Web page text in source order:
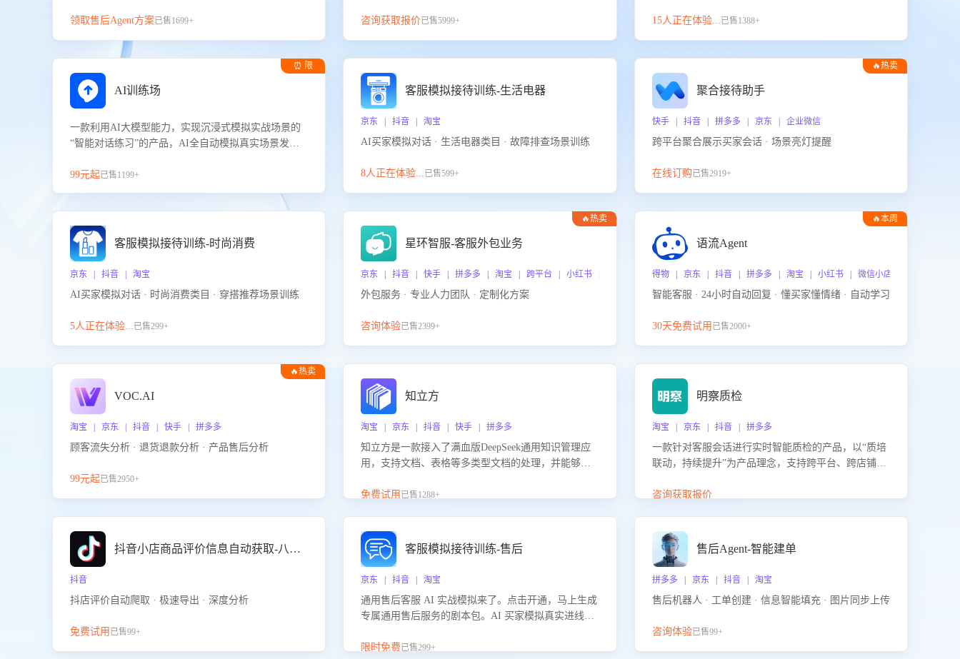
领取售后Agent方案已售1699+ 咨询获取报价已售5999+ 15人正在体验...已售1388+
⏰ 限
AI训练场
一款利用AI大模型能力，实现沉浸式模拟实战场景的
“智能对话练习”的产品，AI全自动模拟真实场景发生
提升客服团队的销服能力。
99元起已售1199+
客服模拟接待训练-生活电器
京东 | 抖音 | 淘宝
AI买家模拟对话 · 生活电器类目 · 故障排查场景训练
8人正在体验...已售599+
🔥热卖
聚合接待助手
快手 | 抖音 | 拼多多 | 京东 | 企业微信
跨平台聚合展示买家会话 · 场景亮灯提醒
在线订购已售2919+
客服模拟接待训练-时尚消费
京东 | 抖音 | 淘宝
AI买家模拟对话 · 时尚消费类目 · 穿搭推荐场景训练
5人正在体验...已售299+
🔥热卖
星环智服-客服外包业务
京东 | 抖音 | 快手 | 拼多多 | 淘宝 | 跨平台 | 小红书 | 得物 | 企业微信
外包服务 · 专业人力团队 · 定制化方案
咨询体验已售2399+
🔥本周
语流Agent
得物 | 京东 | 抖音 | 拼多多 | 淘宝 | 小红书 | 微信小店 | 快手 | 唯品
智能客服 · 24小时自动回复 · 懂买家懂情绪 · 自动学习
30天免费试用 已售2000+
🔥热卖
VOC.AI
淘宝 | 京东 | 抖音 | 快手 | 拼多多
顾客流失分析 · 退货退款分析 · 产品售后分析
99元起已售2950+
知立方
淘宝 | 京东 | 抖音 | 快手 | 拼多多
知立方是一款接入了满血版DeepSeek通用知识管理应
用，支持文档、表格等多类型文档的处理，并能够基
景提供强大的知识支持，帮助用户高效管理和利用知
免费试用 已售1288+
明察质检
淘宝 | 京东 | 抖音 | 拼多多
一款针对客服会话进行实时智能质检的产品，以“质培
联动，持续提升”为产品理念，支持跨平台、跨店铺的
联动，持续提升客服团队的销服能力。
咨询获取报价
抖音小店商品评价信息自动获取-八爪鱼
抖音
抖店评价自动爬取 · 极速导出 · 深度分析
免费试用 已售99+
客服模拟接待训练-售后
京东 | 抖音 | 淘宝
通用售后客服 AI 实战模拟来了。点击开通，马上生成
专属通用售后服务的剧本包。AI 买家模拟真实进线咨
咨询等售后场景的应对要点，轻松提升服务能力。
限时免费已售299+
售后Agent-智能建单
拼多多 | 京东 | 抖音 | 淘宝
售后机器人 · 工单创建 · 信息智能填充 · 图片同步上传
咨询体验已售99+